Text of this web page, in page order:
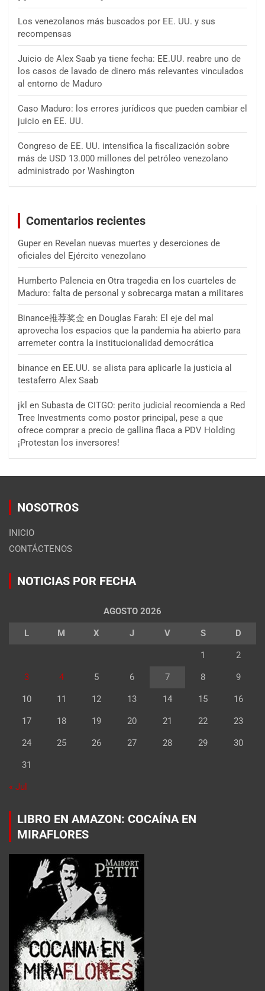
Los venezolanos más buscados por EE. UU. y sus
recompensas
Juicio de Alex Saab ya tiene fecha: EE.UU. reabre uno de
los casos de lavado de dinero más relevantes vinculados
al entorno de Maduro
Caso Maduro: los errores jurídicos que pueden cambiar el
juicio en EE. UU.
Congreso de EE. UU. intensifica la fiscalización sobre
más de USD 13.000 millones del petróleo venezolano
administrado por Washington
Comentarios recientes
Guper en Revelan nuevas muertes y deserciones de
oficiales del Ejército venezolano
Humberto Palencia en Otra tragedia en los cuarteles de
Maduro: falta de personal y sobrecarga matan a militares
Binance推荐奖金 en Douglas Farah: El eje del mal
aprovecha los espacios que la pandemia ha abierto para
arremeter contra la institucionalidad democrática
binance en EE.UU. se alista para aplicarle la justicia al
testaferro Alex Saab
jkl en Subasta de CITGO: perito judicial recomienda a Red
Tree Investments como postor principal, pese a que
ofrece comprar a precio de gallina flaca a PDV Holding
¡Protestan los inversores!
NOSOTROS
INICIO
CONTÁCTENOS
NOTICIAS POR FECHA
AGOSTO 2026
L M X J V S D
1 2
3 4 5 6 7 8 9
10 11 12 13 14 15 16
17 18 19 20 21 22 23
24 25 26 27 28 29 30
31
« Jul
LIBRO EN AMAZON: COCAÍNA EN
MIRAFLORES